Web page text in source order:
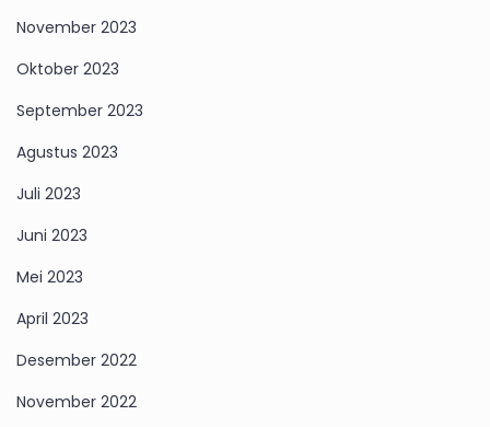
November 2023
Oktober 2023
September 2023
Agustus 2023
Juli 2023
Juni 2023
Mei 2023
April 2023
Desember 2022
November 2022